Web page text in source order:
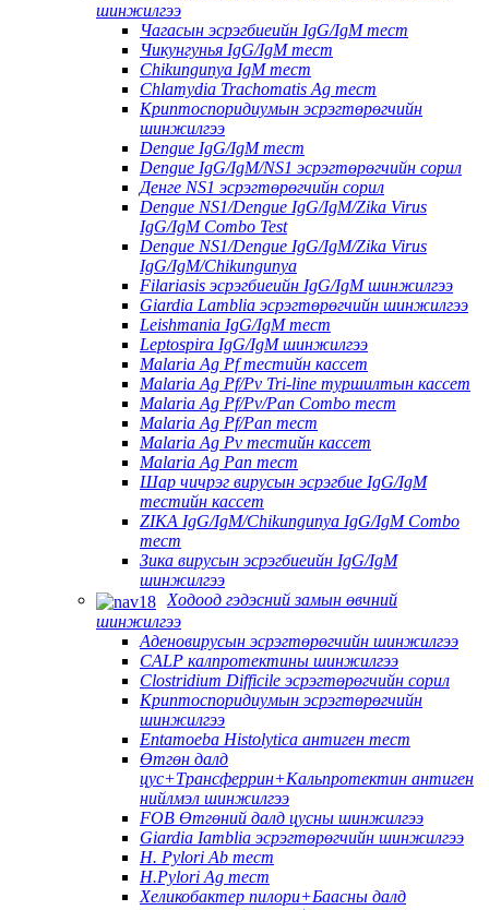
шинжилгээ
Чагасын эсрэгбиеийн IgG/IgM тест
Чикунгунья IgG/IgM тест
Chikungunya IgM тест
Chlamydia Trachomatis Ag тест
Криптоспоридиумын эсрэгтөрөгчийн
шинжилгээ
Dengue IgG/IgM тест
Dengue IgG/IgM/NS1 эсрэгтөрөгчийн сорил
Денге NS1 эсрэгтөрөгчийн сорил
Dengue NS1/Dengue IgG/IgM/Zika Virus
IgG/IgM Combo Test
Dengue NS1/Dengue IgG/IgM/Zika Virus
IgG/IgM/Chikungunya
Filariasis эсрэгбиеийн IgG/IgM шинжилгээ
Giardia Lamblia эсрэгтөрөгчийн шинжилгээ
Leishmania IgG/IgM тест
Leptospira IgG/IgM шинжилгээ
Malaria Ag Pf тестийн кассет
Malaria Ag Pf/Pv Tri-line туршилтын кассет
Malaria Ag Pf/Pv/Pan Combo тест
Malaria Ag Pf/Pan тест
Malaria Ag Pv тестийн кассет
Malaria Ag Pan тест
Шар чичрэг вирусын эсрэгбие IgG/IgM
тестийн кассет
ZIKA IgG/IgM/Chikungunya IgG/IgM Combo
тест
Зика вирусын эсрэгбиеийн IgG/IgM
шинжилгээ
Ходоод гэдэсний замын өвчний
шинжилгээ
Аденовирусын эсрэгтөрөгчийн шинжилгээ
CALP калпротектины шинжилгээ
Clostridium Difficile эсрэгтөрөгчийн сорил
Криптоспоридиумын эсрэгтөрөгчийн
шинжилгээ
Entamoeba Histolytica антиген тест
Өтгөн далд
цус+Трансферрин+Кальпротектин антиген
нийлмэл шинжилгээ
FOB Өтгөний далд цусны шинжилгээ
Giardia Iamblia эсрэгтөрөгчийн шинжилгээ
H. Pylori Ab тест
H.Pylori Ag тест
Хеликобактер пилори+Баасны далд